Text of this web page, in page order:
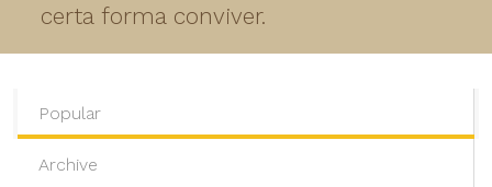
certa forma conviver.
Popular
Archive